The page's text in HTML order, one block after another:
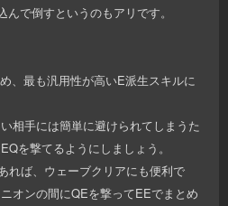
で倒すというのもアリです。
、最も汎用性が高いE派生スキルに
相手には簡単に避けられてしまうた
を撃てるようにしましょう。
れば、ウェーブクリアにも便利で
オンの間にQEを撃ってEEでまとめ